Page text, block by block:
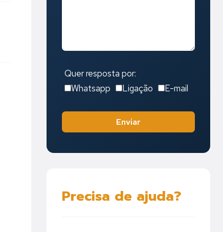
Quer resposta por:
Whatsapp
Ligação E-mail
Enviar
Precisa de ajuda?